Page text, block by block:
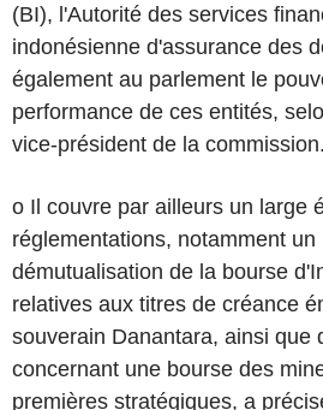
(BI), l'Autorité des services
indonésienne d'assurance des
également au parlement le
performance de ces entités,
vice-président de la commission.
o Il couvre par ailleurs un large
réglementations, notamment un
démutualisation de la bourse
relatives aux titres de créance
souverain Danantara, ainsi que
concernant une bourse des
premières stratégiques, a